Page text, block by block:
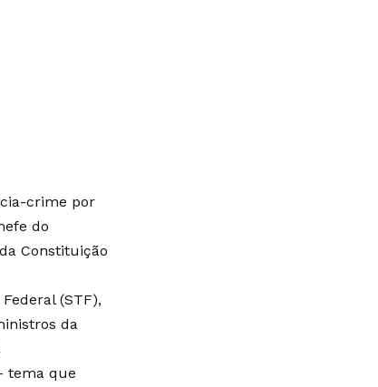
crime por
do
Constituição
(STF),
da
tema que